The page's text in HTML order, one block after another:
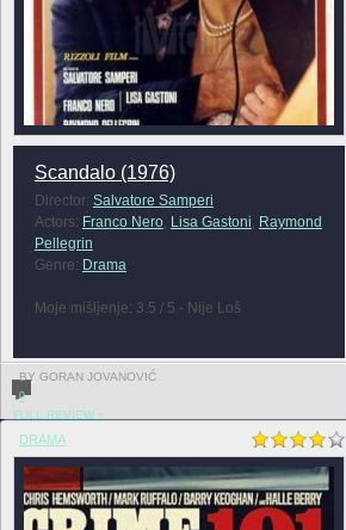
Scandalo (1976)
Director: Salvatore Samperi
Actors: Franco Nero, Lisa Gastoni, Raymond
Pellegrin
Genre: Drama
Moje mišljenje: 3.5 / 5 - Nije Loš
BY GORAN JOVANOVIĆ
0
FULL REVIEW »
DRAMA